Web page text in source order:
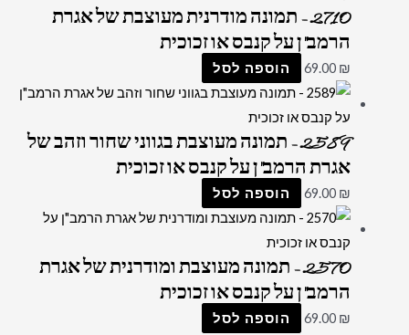
2710 – תמונה מודרנית מעוצבת של אגרת
הרמב"ן על קנבס או זכוכית
69.00 ₪ הוספה לסל
2589 – תמונה מעוצבת בגווני שחור וזהב של
אגרת הרמב"ן על קנבס או זכוכית
69.00 ₪ הוספה לסל
2570 – תמונה מעוצבת ומודרנית של אגרת
הרמב"ן על קנבס או זכוכית
69.00 ₪ הוספה לסל